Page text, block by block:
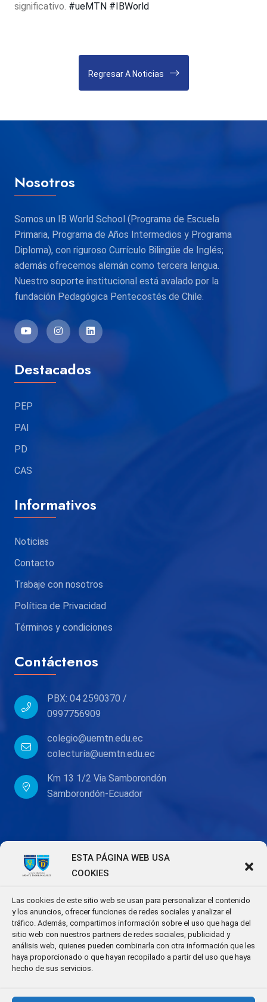
ESTA PÁGINA WEB USA
COOKIES
Las cookies de este sitio web se usan para personalizar el contenido
y los anuncios, ofrecer funciones de redes sociales y analizar el
tráfico. Además, compartimos información sobre el uso que haga del
sitio web con nuestros partners de redes sociales, publicidad y
análisis web, quienes pueden combinarla con otra información que les
haya proporcionado o que hayan recopilado a partir del uso que haya
hecho de sus servicios.
significativo. #ueMTN #IBWorld
Regresar A Noticias
Nosotros
Somos un IB World School (Programa de Escuela
Primaria, Programa de Años Intermedios y Programa
Diploma), con riguroso Currículo Bilingüe de Inglés;
además ofrecemos alemán como tercera lengua.
Nuestro soporte institucional está avalado por la
fundación Pedagógica Pentecostés de Chile.
Destacados
PEP
PAI
PD
CAS
Informativos
Noticias
Contacto
Trabaje con nosotros
Política de Privacidad
Términos y condiciones
Contáctenos
PBX: 04 2590370 /
0997756909
colegio@uemtn.edu.ec
colecturía@uemtn.edu.ec
Km 13 1/2 Via Samborondón
Samborondón-Ecuador